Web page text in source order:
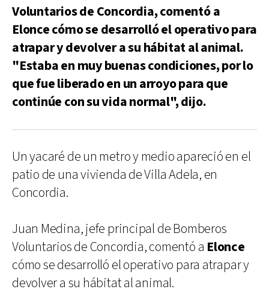
Voluntarios de Concordia, comentó a
Elonce cómo se desarrolló el operativo para
atrapar y devolver a su hábitat al animal.
"Estaba en muy buenas condiciones, por lo
que fue liberado en un arroyo para que
continúe con su vida normal", dijo.
Un yacaré de un metro y medio apareció en el
patio de una vivienda de Villa Adela, en
Concordia.
Juan Medina, jefe principal de Bomberos
Voluntarios de Concordia, comentó a Elonce
cómo se desarrolló el operativo para atrapar y
devolver a su hábitat al animal.